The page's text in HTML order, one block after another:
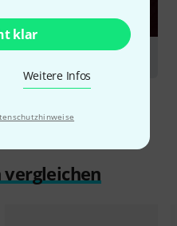
klar
Weitere Infos